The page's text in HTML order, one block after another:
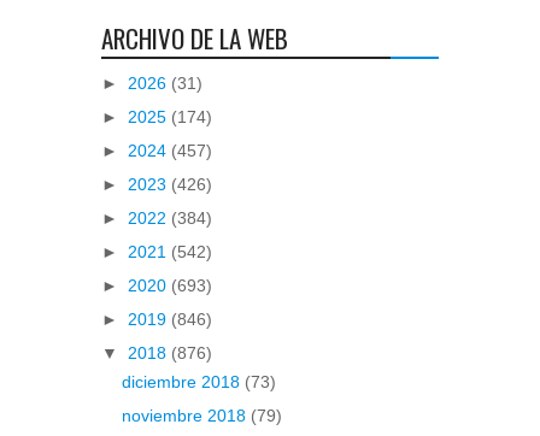
ARCHIVO DE LA WEB
► 2026 (31)
► 2025 (174)
► 2024 (457)
► 2023 (426)
► 2022 (384)
► 2021 (542)
► 2020 (693)
► 2019 (846)
▼ 2018 (876)
diciembre 2018 (73)
noviembre 2018 (79)